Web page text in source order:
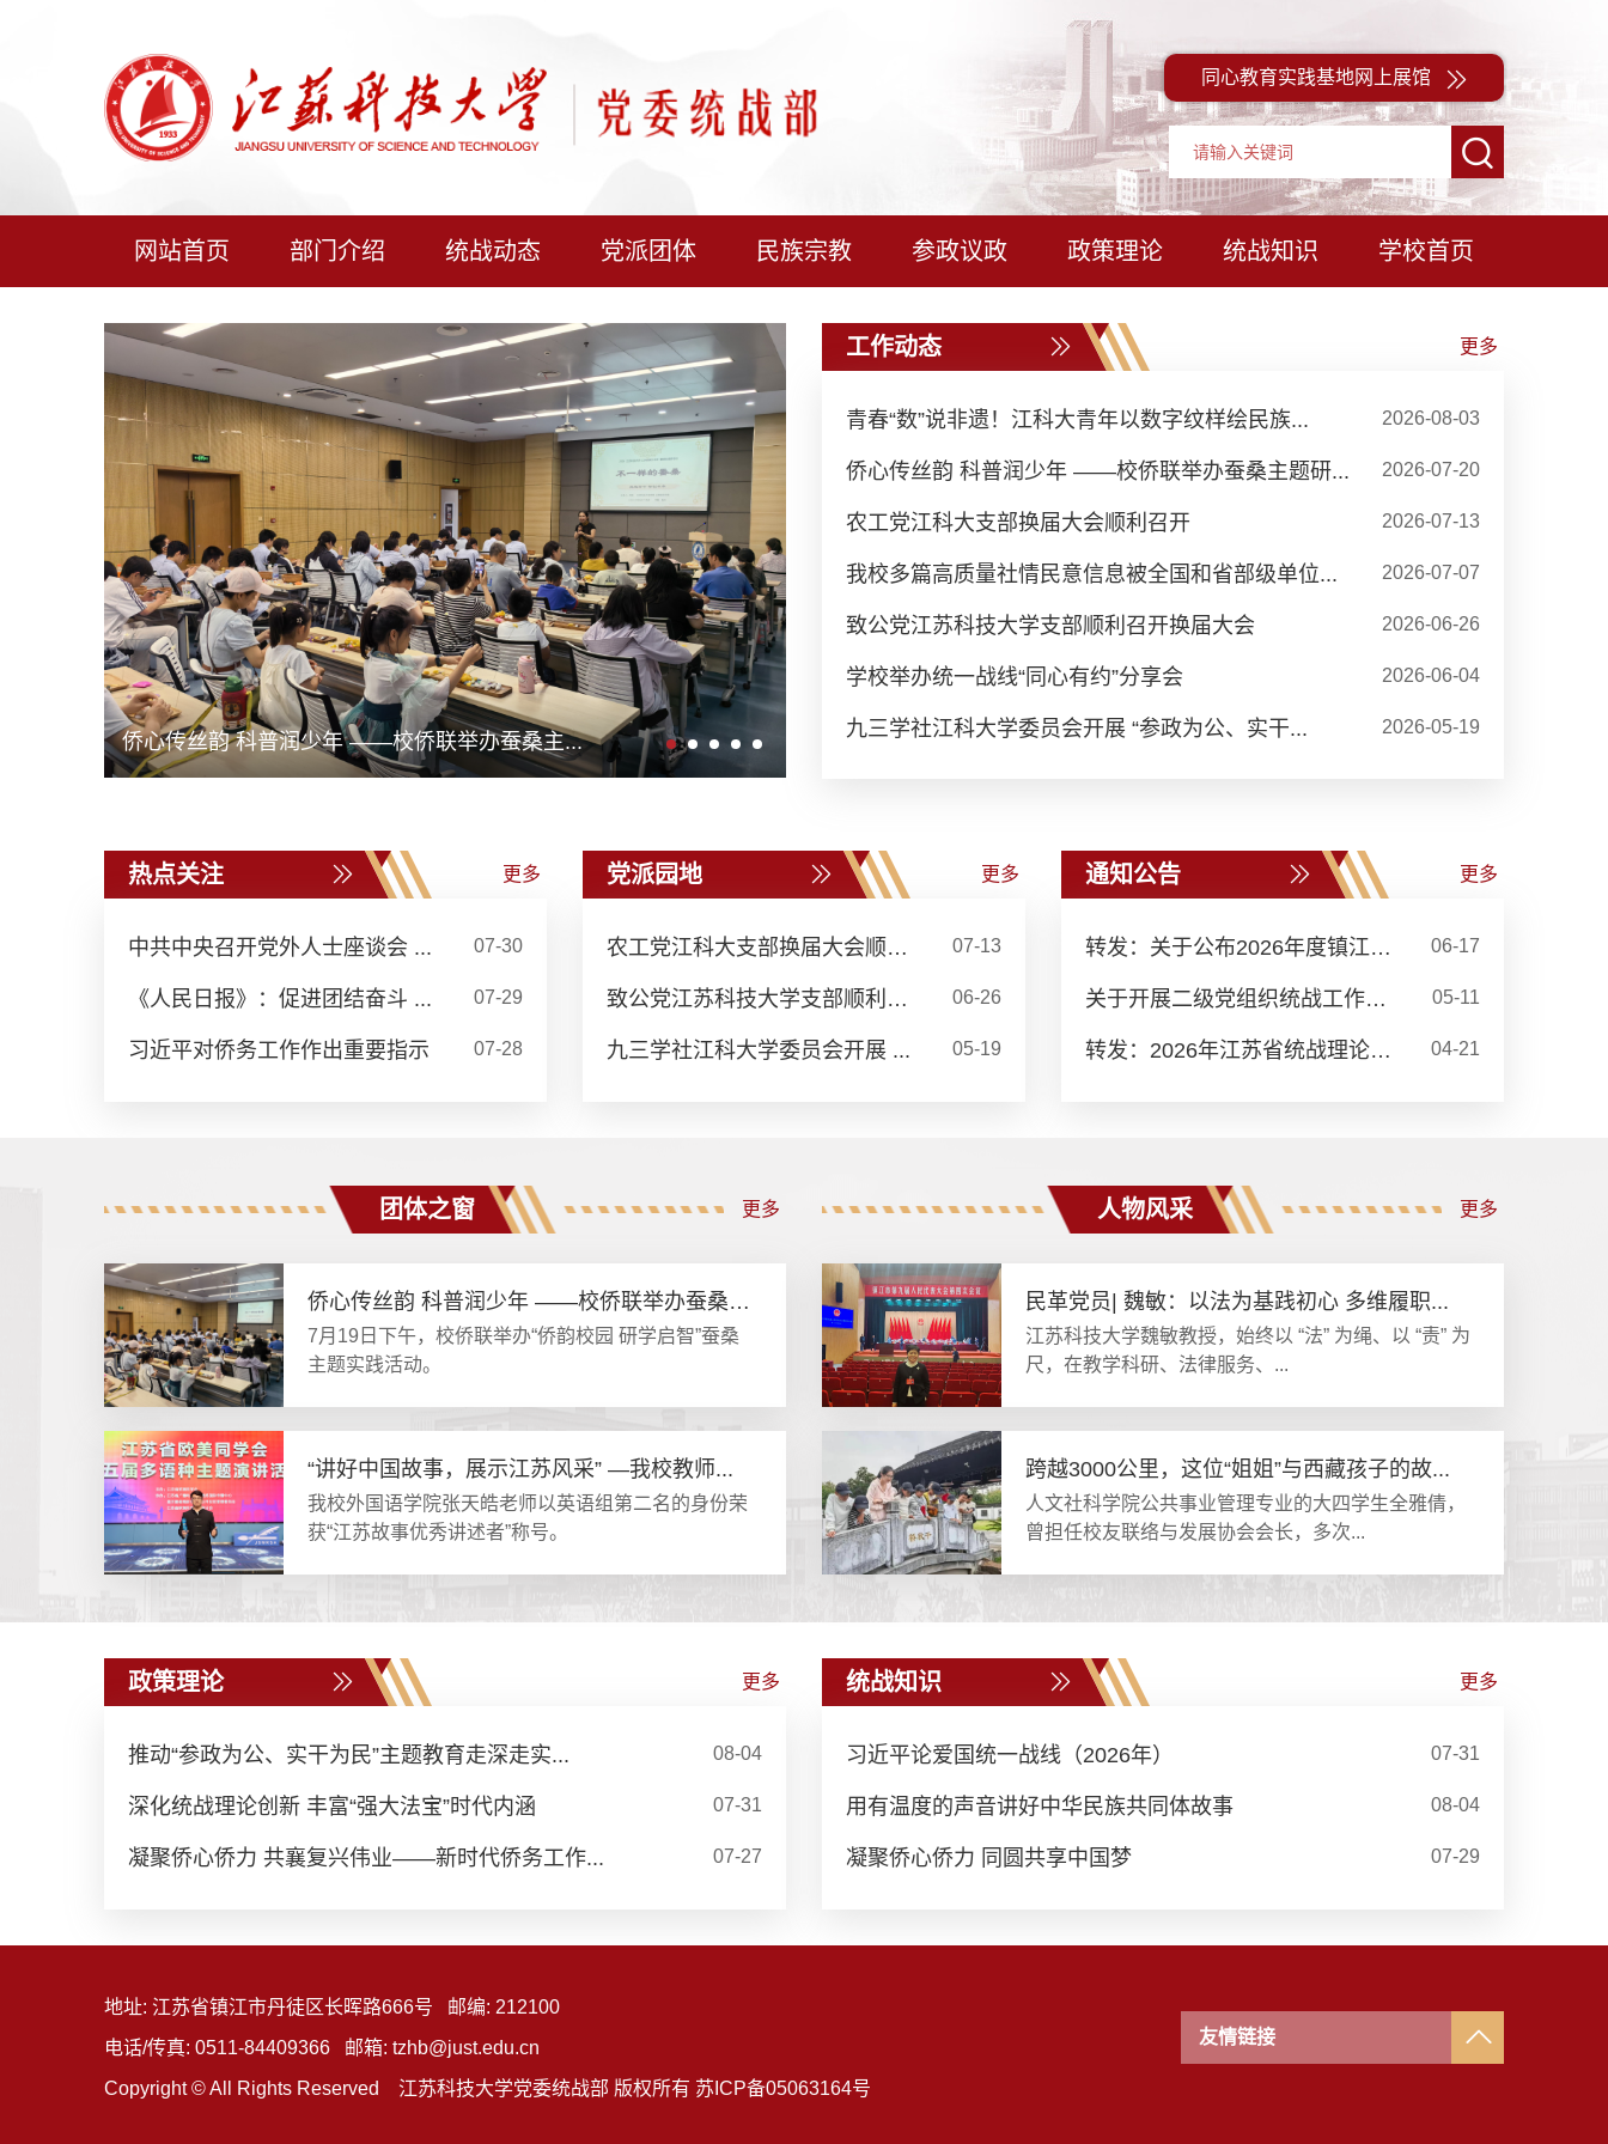
同心教育实践基地网上展馆
网站首页 部门介绍 统战动态 党派团体 民族宗教 参政议政 政策理论 统战知识 学校首页
我校举行纪念茅以升诞辰130周年主题班会暨...
侨心传丝韵 科普润少年 ——校侨联举办蚕桑主...
工作动态 更多
青春“数”说非遗！江科大青年以数字纹样绘民族... 2026-08-03
侨心传丝韵 科普润少年 ——校侨联举办蚕桑主题研... 2026-07-20
农工党江科大支部换届大会顺利召开 2026-07-13
我校多篇高质量社情民意信息被全国和省部级单位... 2026-07-07
致公党江苏科技大学支部顺利召开换届大会 2026-06-26
学校举办统一战线“同心有约”分享会 2026-06-04
九三学社江科大学委员会开展 “参政为公、实干... 2026-05-19
热点关注 更多
中共中央召开党外人士座谈会 ... 07-30
《人民日报》：促进团结奋斗 ... 07-29
习近平对侨务工作作出重要指示 07-28
党派园地 更多
农工党江科大支部换届大会顺利... 07-13
致公党江苏科技大学支部顺利召... 06-26
九三学社江科大学委员会开展 ... 05-19
通知公告 更多
转发：关于公布2026年度镇江市... 06-17
关于开展二级党组织统战工作案... 05-11
转发：2026年江苏省统战理论政... 04-21
团体之窗 更多
侨心传丝韵 科普润少年 ——校侨联举办蚕桑主...
7月19日下午，校侨联举办“侨韵校园 研学启智”蚕桑
主题实践活动。
“讲好中国故事，展示江苏风采” —我校教师...
我校外国语学院张天皓老师以英语组第二名的身份荣
获“江苏故事优秀讲述者”称号。
人物风采 更多
民革党员| 魏敏：以法为基践初心 多维履职...
江苏科技大学魏敏教授，始终以 “法” 为绳、以 “责” 为
尺，在教学科研、法律服务、...
跨越3000公里，这位“姐姐”与西藏孩子的故...
人文社科学院公共事业管理专业的大四学生全雅倩，
曾担任校友联络与发展协会会长，多次...
政策理论 更多
推动“参政为公、实干为民”主题教育走深走实... 08-04
深化统战理论创新 丰富“强大法宝”时代内涵 07-31
凝聚侨心侨力 共襄复兴伟业——新时代侨务工作... 07-27
统战知识 更多
习近平论爱国统一战线（2026年） 07-31
用有温度的声音讲好中华民族共同体故事 08-04
凝聚侨心侨力 同圆共享中国梦 07-29
地址: 江苏省镇江市丹徒区长晖路666号 邮编: 212100
电话/传真: 0511-84409366 邮箱: tzhb@just.edu.cn
Copyright © All Rights Reserved 江苏科技大学党委统战部 版权所有 苏ICP备05063164号
友情链接